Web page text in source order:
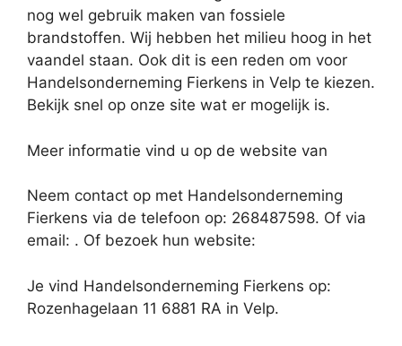
nog wel gebruik maken van fossiele
brandstoffen. Wij hebben het milieu hoog in het
vaandel staan. Ook dit is een reden om voor
Handelsonderneming Fierkens in Velp te kiezen.
Bekijk snel op onze site wat er mogelijk is.
Meer informatie vind u op de website van
Neem contact op met Handelsonderneming
Fierkens via de telefoon op: 268487598. Of via
email: . Of bezoek hun website:
Je vind Handelsonderneming Fierkens op:
Rozenhagelaan 11 6881 RA in Velp.